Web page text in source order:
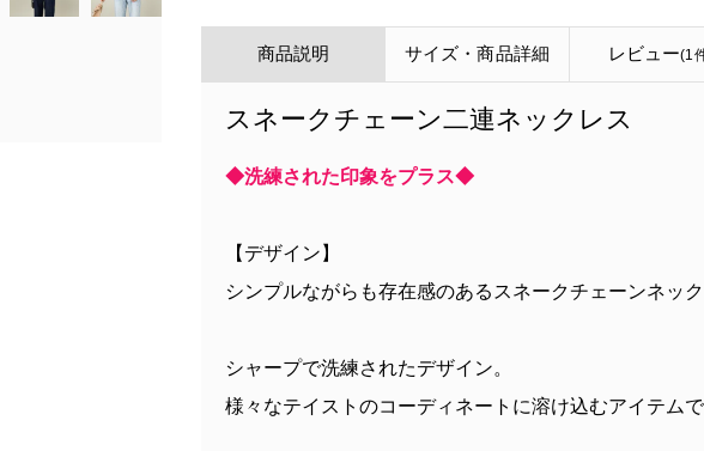
商品説明 サイズ・商品詳細 レビュー(1
スネークチェーン二連ネックレス
◆洗練された印象をプラス◆
【デザイン】
シンプルながらも存在感のあるスネークチェーンネック
シャープで洗練されたデザイン。
様々なテイストのコーディネートに溶け込むアイテムで